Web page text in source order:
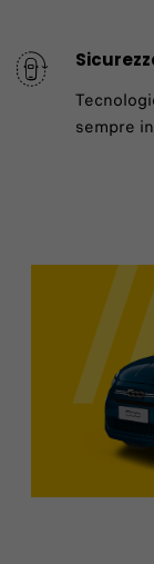
sempre